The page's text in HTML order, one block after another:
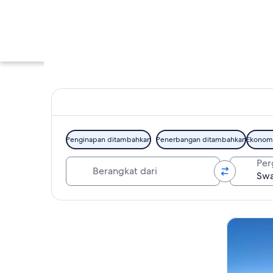
Swayambhunath
Penginapan ditambahkan Penerbangan ditambahkan
Tur